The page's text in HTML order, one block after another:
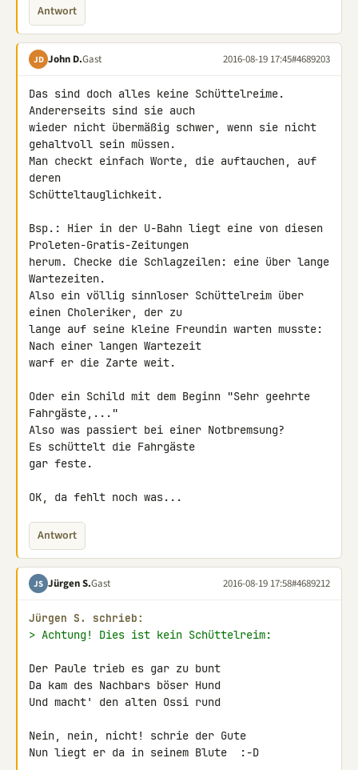
Antwort
JD John D.Gast 2016-08-19 17:45#4689203
Das sind doch alles keine Schüttelreime.
Andererseits sind sie auch
wieder nicht übermäßig schwer, wenn sie nicht
gehaltvoll sein müssen.
Man checkt einfach Worte, die auftauchen, auf
deren
Schütteltauglichkeit.
Bsp.: Hier in der U-Bahn liegt eine von diesen
Proleten-Gratis-Zeitungen
herum. Checke die Schlagzeilen: eine über lange
Wartezeiten.
Also ein völlig sinnloser Schüttelreim über
einen Choleriker, der zu
lange auf seine kleine Freundin warten musste:
Nach einer langen Wartezeit
warf er die Zarte weit.
Oder ein Schild mit dem Beginn "Sehr geehrte
Fahrgäste,..."
Also was passiert bei einer Notbremsung?
Es schüttelt die Fahrgäste
gar feste.
OK, da fehlt noch was...
Antwort
JS Jürgen S.Gast 2016-08-19 17:58#4689212
Jürgen S. schrieb:
> Achtung! Dies ist kein Schüttelreim:
Der Paule trieb es gar zu bunt
Da kam des Nachbars böser Hund
Und macht' den alten Ossi rund
Nein, nein, nicht! schrie der Gute
Nun liegt er da in seinem Blute  :-D